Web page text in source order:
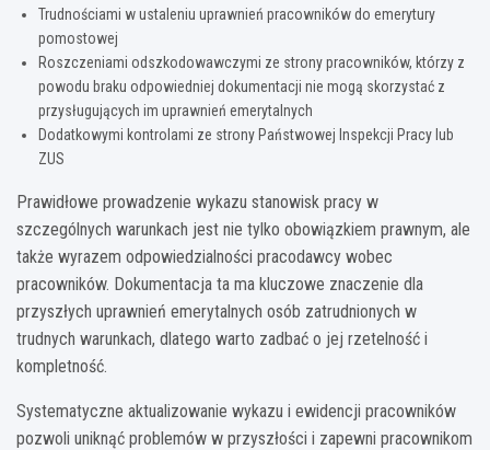
Trudnościami w ustaleniu uprawnień pracowników do emerytury
pomostowej
Roszczeniami odszkodowawczymi ze strony pracowników, którzy z
powodu braku odpowiedniej dokumentacji nie mogą skorzystać z
przysługujących im uprawnień emerytalnych
Dodatkowymi kontrolami ze strony Państwowej Inspekcji Pracy lub
ZUS
Prawidłowe prowadzenie wykazu stanowisk pracy w
szczególnych warunkach jest nie tylko obowiązkiem prawnym, ale
także wyrazem odpowiedzialności pracodawcy wobec
pracowników. Dokumentacja ta ma kluczowe znaczenie dla
przyszłych uprawnień emerytalnych osób zatrudnionych w
trudnych warunkach, dlatego warto zadbać o jej rzetelność i
kompletność.
Systematyczne aktualizowanie wykazu i ewidencji pracowników
pozwoli uniknąć problemów w przyszłości i zapewni pracownikom